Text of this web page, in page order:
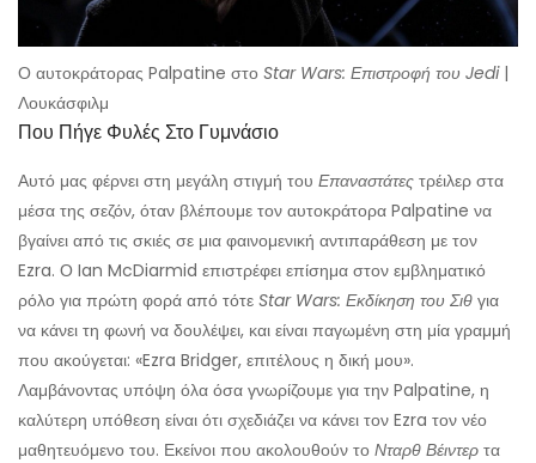
Ο αυτοκράτορας Palpatine στο Star Wars: Επιστροφή του Jedi|
Λουκάσφιλμ
Που Πήγε Φυλές Στο Γυμνάσιο
Αυτό μας φέρνει στη μεγάλη στιγμή του Επαναστάτες τρέιλερ στα
μέσα της σεζόν, όταν βλέπουμε τον αυτοκράτορα Palpatine να
βγαίνει από τις σκιές σε μια φαινομενική αντιπαράθεση με τον
Ezra. Ο Ian McDiarmid επιστρέφει επίσημα στον εμβληματικό
ρόλο για πρώτη φορά από τότε Star Wars: Εκδίκηση του Σιθ για
να κάνει τη φωνή να δουλέψει, και είναι παγωμένη στη μία γραμμή
που ακούγεται: «Ezra Bridger, επιτέλους η δική μου».
Λαμβάνοντας υπόψη όλα όσα γνωρίζουμε για την Palpatine, η
καλύτερη υπόθεση είναι ότι σχεδιάζει να κάνει τον Ezra τον νέο
μαθητευόμενο του. Εκείνοι που ακολουθούν το Νταρθ Βέιντερ τα